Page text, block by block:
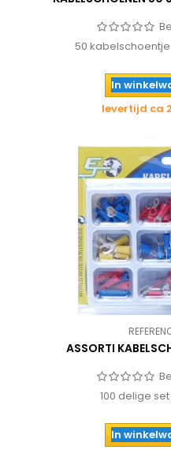
50
In
levertijd ca
ASSORTI
100 delige
In